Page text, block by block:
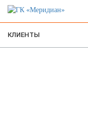
КЛИЕНТЫ